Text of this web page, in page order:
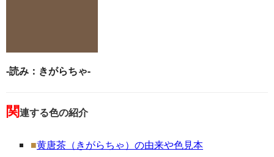
-読み：きがらちゃ-
関連する色の紹介
■黄唐茶（きがらちゃ）の由来や色見本